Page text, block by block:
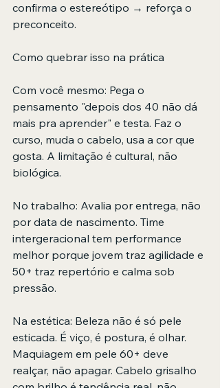
confirma o estereótipo → reforça o
preconceito.
Como quebrar isso na prática
Com você mesmo: Pega o
pensamento "depois dos 40 não dá
mais pra aprender" e testa. Faz o
curso, muda o cabelo, usa a cor que
gosta. A limitação é cultural, não
biológica.
No trabalho: Avalia por entrega, não
por data de nascimento. Time
intergeracional tem performance
melhor porque jovem traz agilidade e
50+ traz repertório e calma sob
pressão.
Na estética: Beleza não é só pele
esticada. É viço, é postura, é olhar.
Maquiagem em pele 60+ deve
realçar, não apagar. Cabelo grisalho